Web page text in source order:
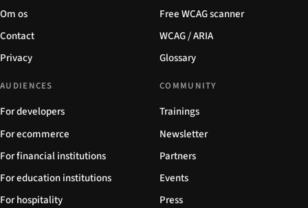
Om os
Contact
Privacy
Free WCAG scanner
WCAG / ARIA
Glossary
AUDIENCES
For developers
For ecommerce
For financial institutions
For education institutions
For hospitality
COMMUNITY
Trainings
Newsletter
Partners
Events
Press